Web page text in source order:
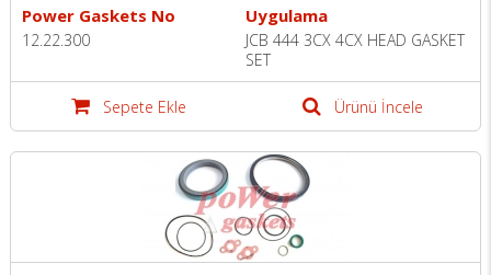
Power Gaskets No
12.22.300
Uygulama
JCB 444 3CX 4CX HEAD GASKET
SET
Sepete Ekle Ürünü İncele